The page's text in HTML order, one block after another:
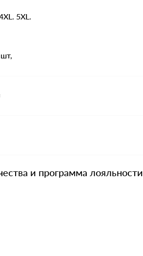
5XL.
и программа лояльности